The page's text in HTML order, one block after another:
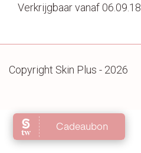
Verkrijgbaar vanaf 06.09.18
Copyright Skin Plus - 2026